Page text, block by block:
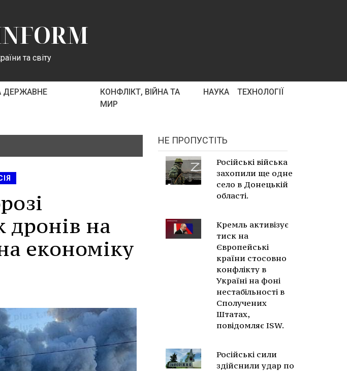
та світу
ДЕРЖАВНЕ
КОНФЛІКТ, ВІЙНА ТА
МИР
НАУКА ТЕХНОЛОГІЇ
дронів на
економіку
НЕ ПРОПУСТІТЬ
Російські війська
захопили ще одне
село в Донецькій
області.
Кремль активізує
тиск на
Європейські
країни стосовно
конфлікту в
Україні на фоні
нестабільності в
Сполучених
Штатах,
повідомляє ISW.
Російські сили
здійснили удар по